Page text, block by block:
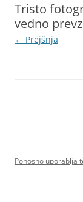
Tristo
vedno
← Prejšnja
Ponosno uporablja